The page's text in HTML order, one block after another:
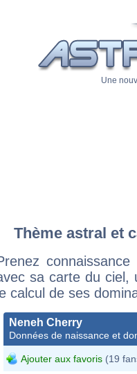
Une
Thème astral et
sa carte du ciel,
calcul de ses
Neneh Cherry
Données de naissance et
Ajouter aux favoris (19